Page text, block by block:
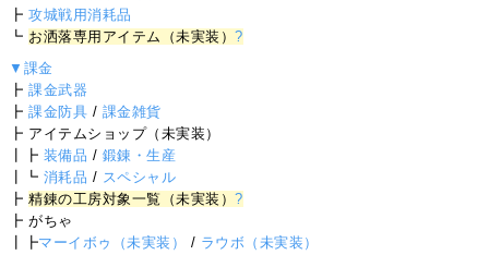
┣攻城戦用消耗品
┗ お洒落専用アイテム（未実装）?
▼課金
┣課金武器
┣課金防具 / 課金雑貨
┣ アイテムショップ（未実装）
┃┣ 装備品 / 鍛錬・生産
┃┗ 消耗品 / スペシャル
┣精錬の工房対象一覧（未実装）?
┣ がちゃ
┃┣マーイボゥ（未実装） / ラウボ（未実装）